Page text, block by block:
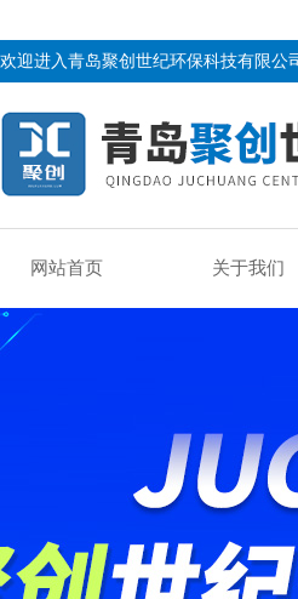
欢迎进入青岛聚创世纪环保科技有限公
网站首页 关于我们